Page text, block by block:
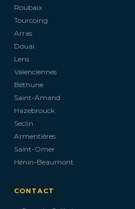
Roubaix
Tourcoing
Arras
Douai
Lens
Valenciennes
Béthune
Saint-Amand
Hazebrouck
Seclin
Armentières
Saint-Omer
Hénin-Beaumont
CONTACT